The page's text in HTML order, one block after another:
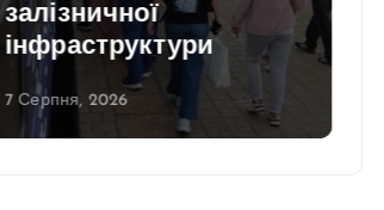
залізничної
інфраструктури
7 Серпня, 2026